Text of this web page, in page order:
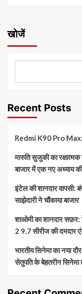
खोजें
Recent Posts
Redmi K90 Pro Max:
मारुति सुजुकी का
बाजार में एक नए अध्याय
इंटेल की शानदार वापसी:
साझेदारी ने चौंकाया बाजार
शाओमी का शानदार
2 9.7 सीरीज की दमदार
भारतीय सिनेमा का नया
सेतुपति के बेहतरीन